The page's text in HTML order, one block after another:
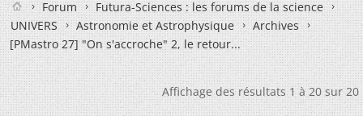
Forum
Futura-Sciences : les forums de la science
UNIVERS
Astronomie et Astrophysique
Archives
[PMastro 27] "On s'accroche" 2, le retour...
Affichage des résultats 1 à 20 sur 20